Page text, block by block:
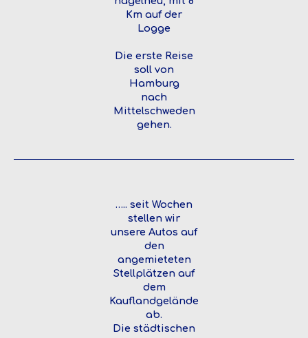
Km auf der
Logge
Die erste Reise
soll von
Hamburg
nach
Mittelschweden
gehen.
….. seit Wochen
stellen wir
unsere Autos auf
den
angemieteten
Stellplätzen auf
dem
Kauflandgelände
ab.
Die städtischen